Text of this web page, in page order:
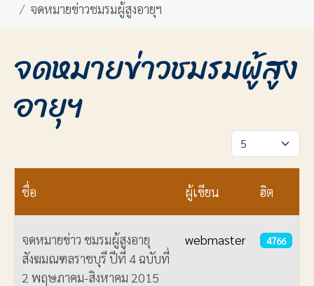
จดหมายข่าวชมรมผู้สูงอายุฯ
จดหมายข่าวชมรมผู้สูง
อายุฯ
แสดง #
ชื่อ ผู้เขียน ฮิต
จดหมายข่าว ชมรมผู้สูงอายุ
สังฆมณฑลราชบุรี ปีที่ 4 ฉบับที่
2 พฤษภาคม-สิงหาคม 2015
webmaster 4766